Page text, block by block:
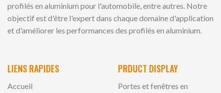
profilés en aluminium pour l'automobile, entre autres. Notre
objectif est d'être l'expert dans chaque domaine d'application
et d'améliorer les performances des profilés en aluminium.
LIENS RAPIDES
Accueil
PRDUCT DISPLAY
Portes et fenêtres en